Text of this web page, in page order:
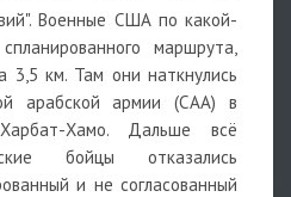
Военные США по какой-
маршрута,
3,5 км. Там они наткнулись
арабской армии (САА) в
Хамо. Дальше всё
бойцы отказались
и не согласованный